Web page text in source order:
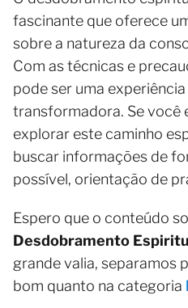
fascinante que oferece
sobre a natureza da
Com as técnicas e
pode ser uma
transformadora. Se você
explorar este caminho
buscar informações de
possível, orientação de
Espero que o conteúdo
Desdobramento
grande valia, separamos
bom quanto na categoria